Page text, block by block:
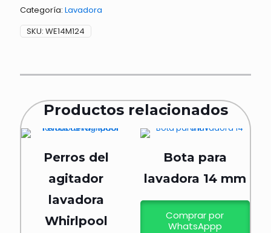
Categoría: Lavadora
SKU: WE14M124
Productos relacionados
Perros del
agitador
lavadora
Whirlpool
Bota para
lavadora 14 mm
Comprar por
WhatsAppp